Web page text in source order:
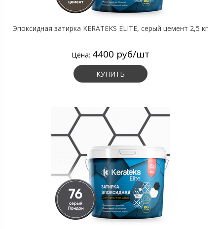
Эпоксидная затирка KERATEKS ELITE, серый цемент 2,5 кг
Цена: 4400 руб/шт
КУПИТЬ